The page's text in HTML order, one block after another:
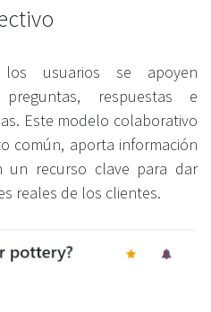
usuarios se apoyen
respuestas e
Este modelo colaborativo
común, aporta información
un recurso clave para dar
reales de los clientes.